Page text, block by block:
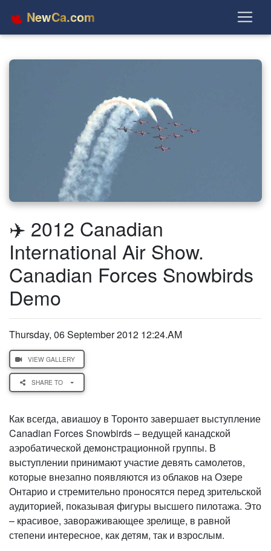
NewCa.com
✈️ 2012 Canadian
International Air Show.
Canadian Forces Snowbirds
Demo
Thursday, 06 September 2012 12:24.AM
VIEW GALLERY
SHARE TO
Как всегда, авиашоу в Торонто завершает выступление
Canadian Forces Snowbirds – ведущей канадской
аэробатической демонстрационной группы. В
выступлении принимают участие девять самолетов,
которые внезапно появляются из облаков на Озере
Онтарио и стремительно проносятся перед зрительской
аудиторией, показывая фигуры высшего пилотажа. Это
– красивое, завораживающее зрелище, в равной
степени интересное, как детям, так и взрослым.